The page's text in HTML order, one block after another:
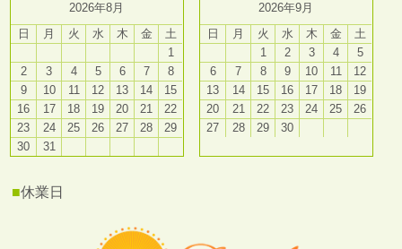
2026年8月
日
月 火 水 木 金
土
1
2
3 4 5 6 7
8
9
10 11 12 13 14
15
16
17 18 19 20 21
22
23
24 25 26 27 28
29
30
31
2026年9月
日
月 火 水 木 金
土
1
2 3 4
5
6
7 8 9 10 11
12
13
14 15 16 17 18
19
20
21 22 23 24 25
26
27
28 29 30
■休業日